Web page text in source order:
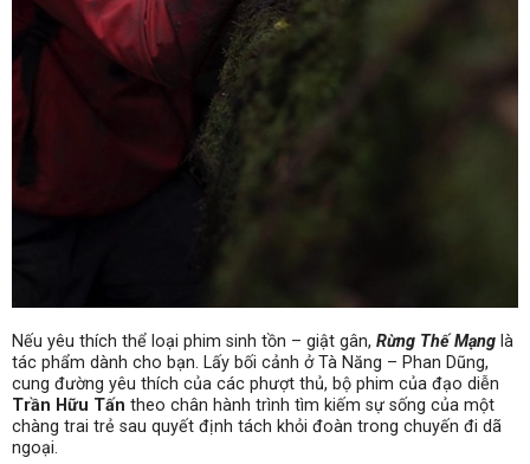
Nếu yêu thích thể loại phim sinh tồn – giật gân, Rừng Thế Mạng là
tác phẩm dành cho bạn. Lấy bối cảnh ở Tà Năng – Phan Dũng,
cung đường yêu thích của các phượt thủ, bộ phim của đạo diễn
Trần Hữu Tấn theo chân hành trình tìm kiếm sự sống của một
chàng trai trẻ sau quyết định tách khỏi đoàn trong chuyến đi dã
ngoại.